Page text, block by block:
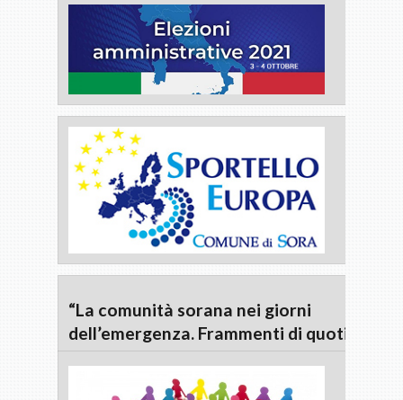
“La comunità sorana nei giorni
dell’emergenza. Frammenti di